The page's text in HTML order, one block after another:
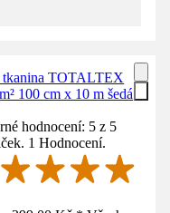
tkanina TOTALTEX
100 cm x 10 m šedá
hodnocení: 5 z 5
1 Hodnocení.